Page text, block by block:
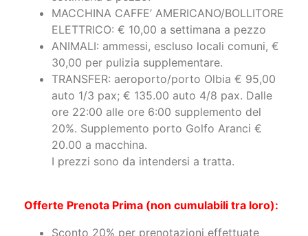
ELETTRICO: € 10,00 a settimana a pezzo
ANIMALI: ammessi, escluso locali comuni, €
30,00 per pulizia supplementare.
TRANSFER: aeroporto/porto Olbia € 95,00
auto 1/3 pax; € 135.00 auto 4/8 pax. Dalle
ore 22:00 alle ore 6:00 supplemento del
20%. Supplemento porto Golfo Aranci €
20.00 a macchina.
I prezzi sono da intendersi a tratta.
Sconto 20% per prenotazioni effettuate
entro il 15 febbraio